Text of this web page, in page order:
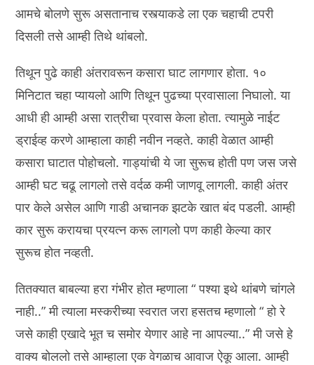
आमचे बोलणे सुरू असतानाच रस्त्याकडे ला एक चहाची टपरी
दिसली तसे आम्ही तिथे थांबलो.
तिथून पुढे काही अंतरावरून कसारा घाट लागणार होता. १०
मिनिटात चहा प्यायलो आणि तिथून पुढच्या प्रवासाला निघालो. या
आधी ही आम्ही असा रात्रीचा प्रवास केला होता. त्यामुळे नाईट
ड्राईव्ह करणे आम्हाला काही नवीन नव्हते. काही वेळात आम्ही
कसारा घाटात पोहोचलो. गाड्यांची ये जा सुरूच होती पण जस जसे
आम्ही घट चढू लागलो तसे वर्दळ कमी जाणवू लागली. काही अंतर
पार केले असेल आणि गाडी अचानक झटके खात बंद पडली. आम्ही
कार सुरू करायचा प्रयत्न करू लागलो पण काही केल्या कार
सुरूच होत नव्हती.
तितक्यात बाबल्या हरा गंभीर होत म्हणाला “ पश्या इथे थांबणे चांगले
नाही..” मी त्याला मस्करीच्या स्वरात जरा हसतच म्हणालो “ हो रे
जसे काही एखादे भूत च समोर येणार आहे ना आपल्या..” मी जसे हे
वाक्य बोललो तसे आम्हाला एक वेगळाच आवाज ऐकू आला. आम्ही